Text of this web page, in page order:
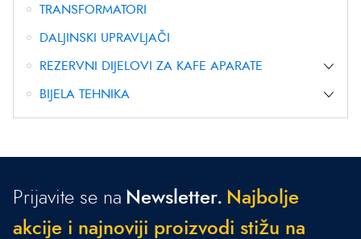
TRANSFORMATORI
DALJINSKI UPRAVLJAČI
REZERVNI DIJELOVI ZA KAFE APARATE
BIJELA TEHNIKA
Prijavite se na Newsletter. Naj bo je
a kcije i najnoviji proizvod i stižu na